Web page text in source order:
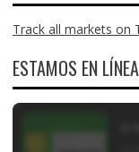
Track all markets on
ESTAMOS EN